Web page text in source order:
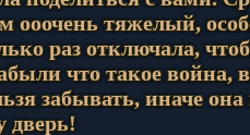
ооочень тяжелый,
раз отключала,
что такое война,
забывать, иначе
дверь!